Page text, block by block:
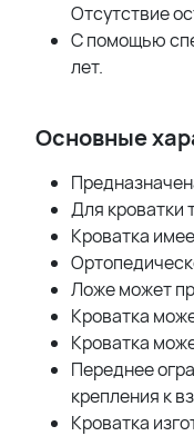
Отсутствие
С помощью
лет.
Основные
Для кроватки
Кроватка
Ложе может
Кроватка
Кроватка
Переднее
крепления к
Кроватка